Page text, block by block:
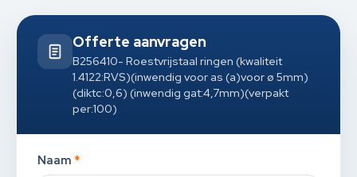
Offerte aanvragen
B256410- Roestvrijstaal ringen (kwaliteit
1.4122:RVS)(inwendig voor as (a)voor ø 5mm)
(diktc:0,6) (inwendig gat:4,7mm)(verpakt
per:100)
Naam *